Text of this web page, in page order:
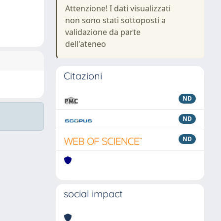
Attenzione! I dati visualizzati
non sono stati sottoposti a
validazione da parte
dell'ateneo
Citazioni
ND
ND
ND
social impact